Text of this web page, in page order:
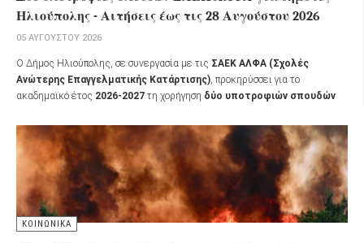
Ηλιούπολης - Αιτήσεις έως τις 28 Αυγούστου 2026
05 ΑΥΓΟΎΣΤΟΥ 2026
Ο Δήμος Ηλιούπολης, σε συνεργασία με τις ΣΑΕΚ ΑΛΦΑ (Σχολές
Ανώτερης Επαγγελματικής Κατάρτισης), προκηρύσσει για το
ακαδημαϊκό έτος 2026-2027 τη χορήγηση δύο υποτροφιών σπουδών
αλλά αντιμετωπίζουν οικονομικές δυσκολίες.
ΚΟΙΝΩΝΙΚΑ